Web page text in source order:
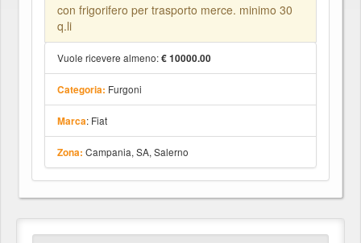
con frigorifero per trasporto merce. minimo 30
q.li
Vuole ricevere almeno:€ 10000.00
Categoria: Furgoni
Marca: Fiat
Zona: Campania, SA, Salerno